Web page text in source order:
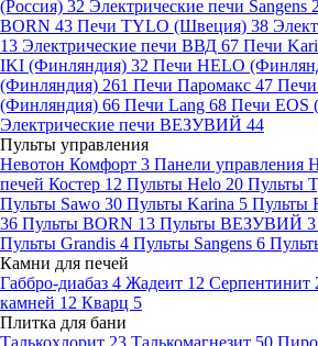
(Россия) 32 Электрические печи Sangens
BORN 43 Печи TYLO (Швеция) 38
13 Электрические печи ВВД 67 Печи
IKI (Финляндия) 32 Печи HELO
(Финляндия) 261 Печи Паромакс 47
(Финляндия) 66 Печи Lang 68 Печи EOS
Электрические печи ВЕЗУВИЙ 44
Пульты управления
Невотон Комфорт 3 Панели управления
печей Костер 12 Пульты Helo 20 Пульты
Пульты Sawo 30 Пульты Karina 5 Пульты
36 Пульты BORN 13 Пульты ВЕЗУВИЙ 3
Пульты Grandis 4 Пульты Sangens 6
Камни для печей
Габбро-диабаз 4 Жадеит 12 Серпентинит
камней 12 Кварц 5
Плитка для бани
Талькохлорит 23 Талькомагнезит 50